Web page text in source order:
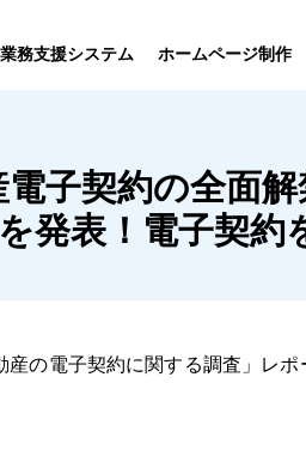
業務支援システム
賃貸仲介
業務向け機能
売買
業務
ホームページ制作
制作について
ユー
ニュース一覧
子契約の全面
発表！電子契
産の電子契約に関する調査」レ